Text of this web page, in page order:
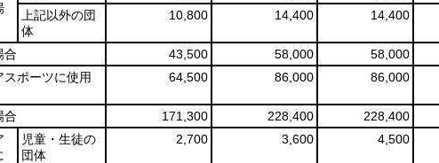
上記以外の団
体
10,800 14,400 14,400
合 43,500 58,000 58,000
スポーツに使用
64,500 86,000 86,000
合 171,300 228,400 228,400
児童・生徒の
団体
2,700 3,600 4,500